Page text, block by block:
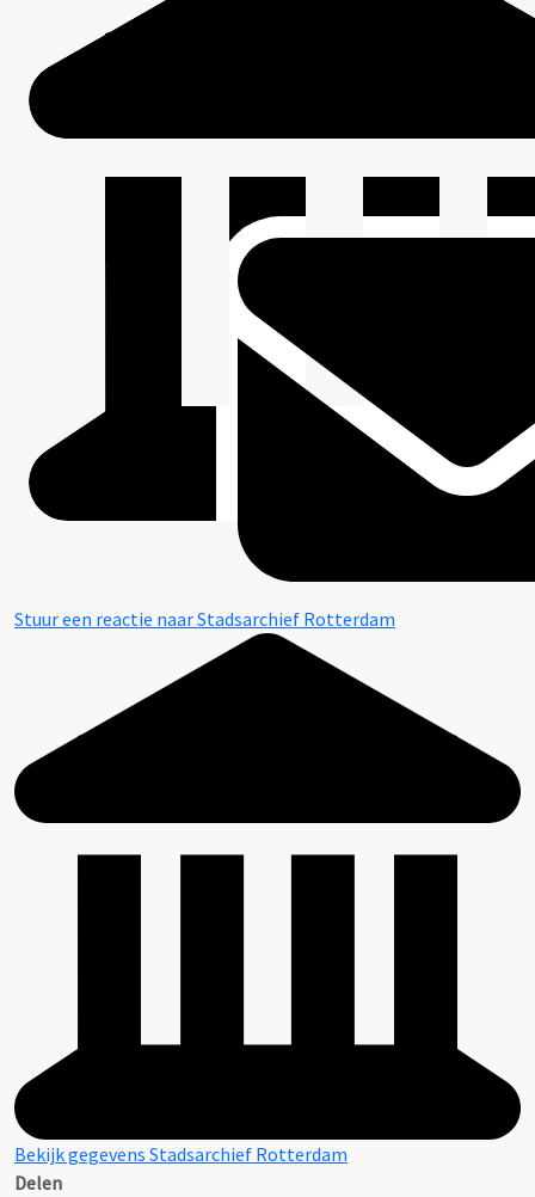
Verwant materiaal
Beschrijving van de series en archiefbestanddelen
Stuur een reactie naar Stadsarchief Rotterdam
Bekijk gegevens Stadsarchief Rotterdam
Delen